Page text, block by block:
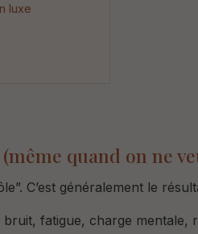
luxe
quand on ne
C’est généralement le
bruit, fatigue, charge